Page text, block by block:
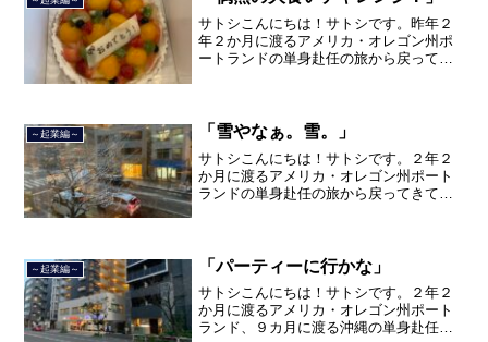
サトシこんにちは！サトシです。昨年２
年２か月に渡るアメリカ・オレゴン州ポ
ートランドの単身赴任の旅から戻ってき
し、東京で不動産を主に取り...
～起業編～ 「雪やなぁ。雪。」
サトシこんにちは！サトシです。２年２
か月に渡るアメリカ・オレゴン州ポート
ランドの単身赴任の旅から戻ってきて、
で不動産を主に取り扱う「...
～起業編～ 「パーティーに行かな」
サトシこんにちは！サトシです。２年２
か月に渡るアメリカ・オレゴン州ポート
ランド、９カ月に渡る沖縄の単身赴任の